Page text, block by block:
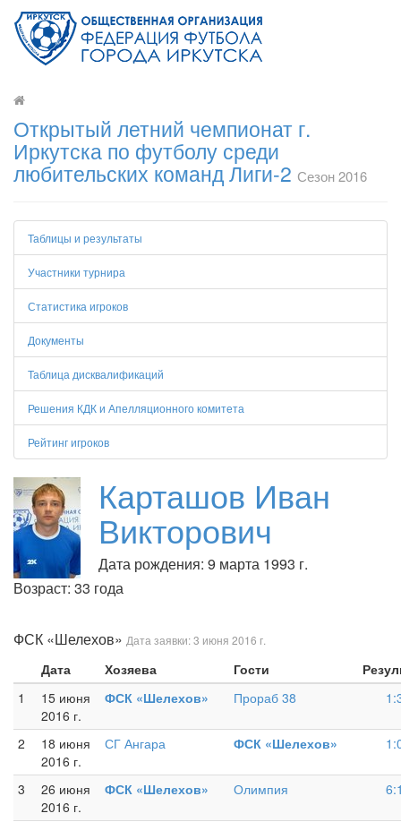
Открытый летний чемпионат г.
Иркутска по футболу среди
любительских команд Лиги-2 Сезон 2016
Таблицы и результаты
Участники турнира
Статистика игроков
Документы
Таблица дисквалификаций
Решения КДК и Апелляционного комитета
Рейтинг игроков
Карташов Иван
Викторович
Дата рождения: 9 марта 1993 г.
Возраст: 33 года
ФСК «Шелехов» Дата заявки: 3 июня 2016 г.
Дата Хозяева Гости
1
15 июня
2016 г.
ФСК «Шелехов» Прораб 38
2
18 июня
2016 г.
СГ Ангара ФСК «Шелехов»
3
26 июня
2016 г.
ФСК «Шелехов» Олимпия